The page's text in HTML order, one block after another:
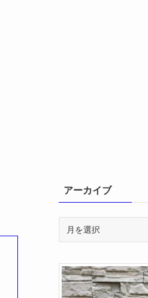
アーカイブ
イ
ブ